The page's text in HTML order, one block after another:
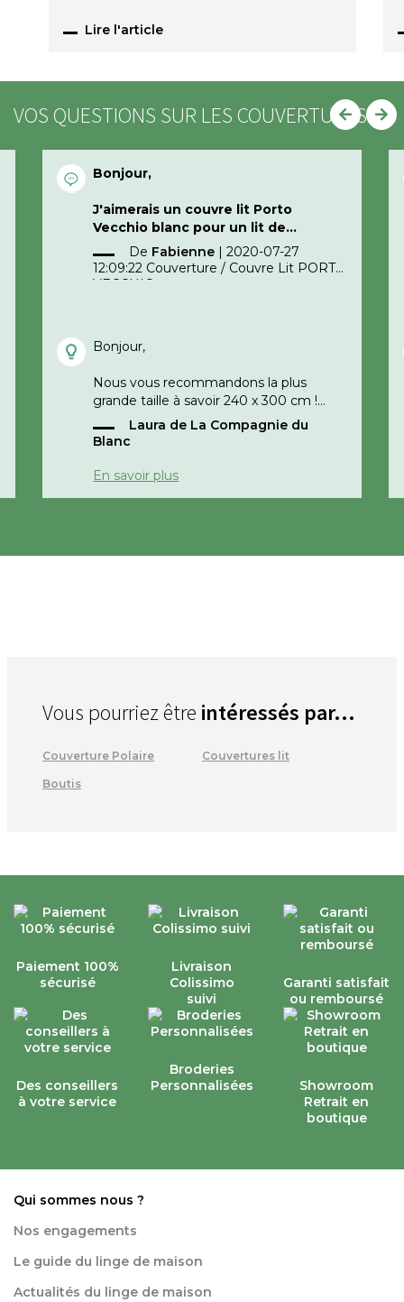
Lire l'article
VOS QUESTIONS SUR LES COUVERTURES
Bonjour,
J'aimerais un couvre lit Porto
Vecchio blanc pour un lit de
180X200, quelle taille dois-je
commander ?
Merci beaucoup !
De Fabienne
2020-07-27
12:09:22
VECCHIO
Bonjour,
Nous vous recommandons la plus
grande taille à savoir 240 x 300 cm !
Bonne journée
Laura de La Compagnie du
Blanc
En savoir plus
Vous pourriez être intéressés par...
Couverture Polaire Couvertures lit
Boutis
Paiement 100%
sécurisé
Livraison
Colissimo
suivi
Garanti satisfait
ou remboursé
Des conseillers
à votre service
Broderies
Personnalisées
Showroom
Retrait en
boutique
Qui sommes nous ?
Nos engagements
Le guide du linge de maison
Actualités du linge de maison